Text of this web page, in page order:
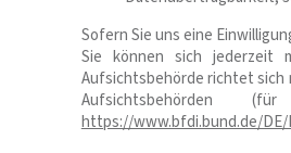
Sofern Sie uns eine
Sie können sich jederzeit
Aufsichtsbehörde richtet sich
https://www.bfdi.bund.de/